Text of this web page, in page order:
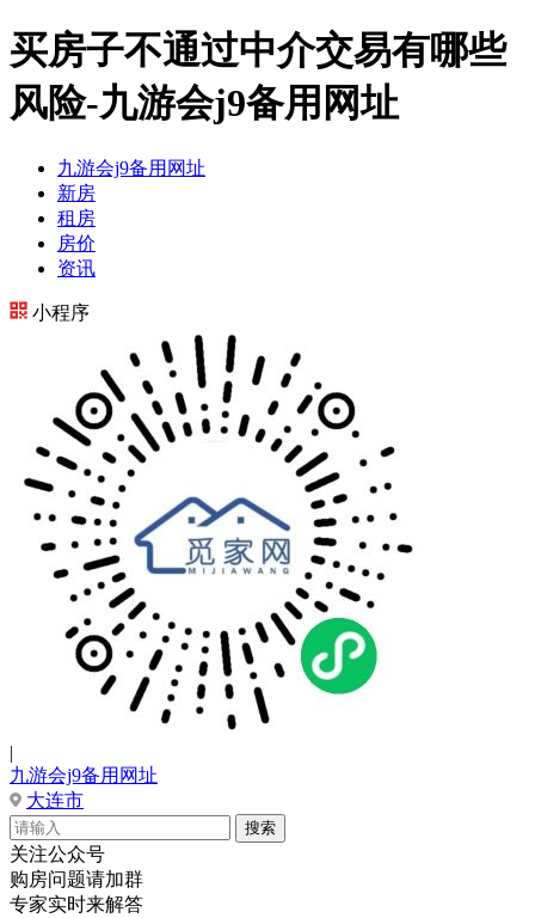
买房子不通过中介交易有哪些
风险-九游会j9备用网址
九游会j9备用网址
新房
租房
房价
资讯
小程序
|
九游会j9备用网址
大连市
关注公众号
购房问题请加群
专家实时来解答